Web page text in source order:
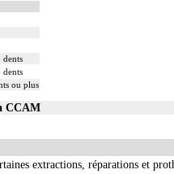
dents
dents
ou plus
CCAM
extractions, réparations et